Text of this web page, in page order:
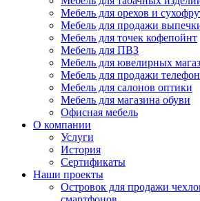
Мебель для орехов и
Мебель для продажи
Мебель для точек кофепойнт
Мебель для ПВЗ
Мебель для ювелирных
Мебель для продажи
Мебель для салонов оптики
Мебель для магазина обуви
Офисная мебель
О компании
Услуги
История
Сертификаты
Наши проекты
Островок для продажи